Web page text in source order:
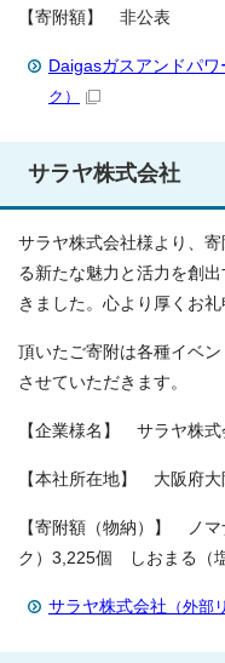
【寄附額】 非公表
Daigasガスアンドパ
ク）
サラヤ株式会社
サラヤ株式会社様より、
る新たな魅力と活力を創
きました。心より厚くお礼
頂いたご寄附は各種イベ
させていただきます。
【企業様名】 サラヤ株式
【本社所在地】 大阪府
【寄附額（物納）】 ノ
ク）3,225個 しおまる
サラヤ株式会社 （外部